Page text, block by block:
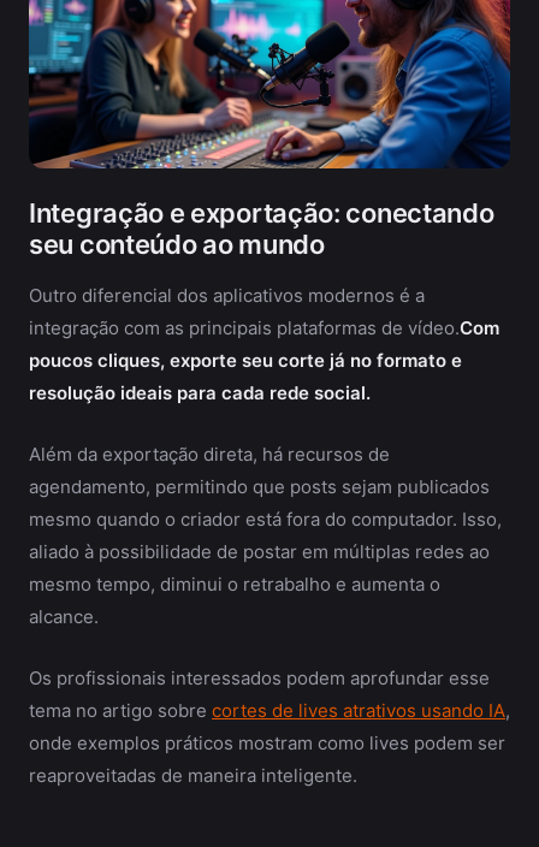
Integração e exportação: conectando
seu conteúdo ao mundo
Outro diferencial dos aplicativos modernos é a
integração com as principais plataformas de vídeo.Com
poucos cliques, exporte seu corte já no formato e
resolução ideais para cada rede social.
Além da exportação direta, há recursos de
agendamento, permitindo que posts sejam publicados
mesmo quando o criador está fora do computador. Isso,
aliado à possibilidade de postar em múltiplas redes ao
mesmo tempo, diminui o retrabalho e aumenta o
alcance.
Os profissionais interessados podem aprofundar esse
tema no artigo sobre cortes de lives atrativos usando IA,
onde exemplos práticos mostram como lives podem ser
reaproveitadas de maneira inteligente.